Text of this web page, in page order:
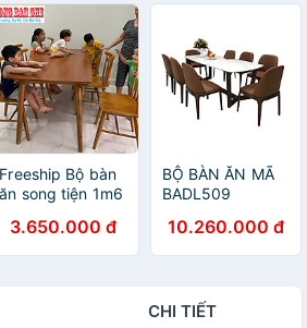
Freeship Bộ bàn
ăn song tiện 1m6
Hòa Bình dương
3.650.000 đ
BỘ BÀN ĂN MÃ
BADL509
10.260.000 đ
CHI TIẾT